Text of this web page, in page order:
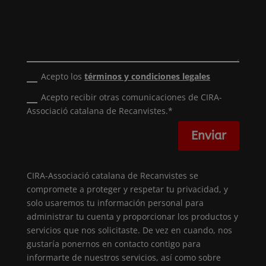
Acepto lostérminos y condiciones legales
Acepto recibir otras comunicaciones de CIRA-
Associació catalana de Recanvistes.*
Enviar
CIRA-Associació catalana de Recanvistes se
compromete a proteger y respetar tu privacidad, y
solo usaremos tu información personal para
administrar tu cuenta y proporcionar los productos y
servicios que nos solicitaste. De vez en cuando, nos
gustaría ponernos en contacto contigo para
informarte de nuestros servicios, así como sobre